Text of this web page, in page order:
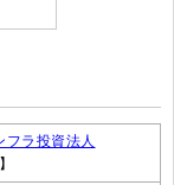
フラ投資法人